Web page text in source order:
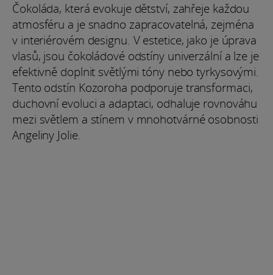
Čokoláda, která evokuje dětství, zahřeje každou
atmosféru a je snadno zapracovatelná, zejména
v interiérovém designu. V estetice, jako je úprava
vlasů, jsou čokoládové odstíny univerzální a lze je
efektivně doplnit světlými tóny nebo tyrkysovými.
Tento odstín Kozoroha podporuje transformaci,
duchovní evoluci a adaptaci, odhaluje rovnováhu
mezi světlem a stínem v mnohotvárné osobnosti
Angeliny Jolie.